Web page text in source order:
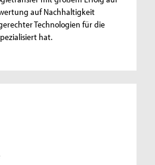
auf Nachhaltigkeit
Technologien für die
hat.